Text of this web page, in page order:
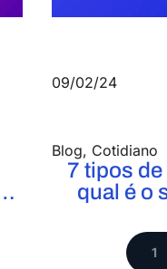
09/02/24
Blog, Cotidiano
7 tipos
qual é o
1